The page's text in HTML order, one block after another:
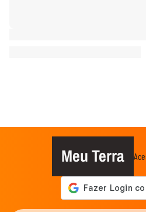
Meu Terra